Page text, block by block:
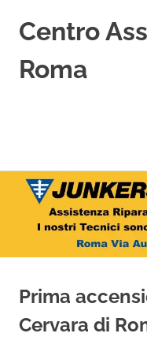
Salta
contenuto
Centro
Roma
Riparazione,
Sostituzione,
Installazione
di
Junkers
Roma
Prima
Cervara di